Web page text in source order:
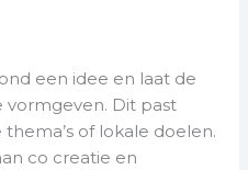
een idee en laat de
Dit past
of lokale doelen.
co creatie en